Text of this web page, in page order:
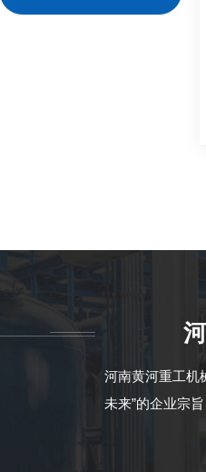
河南黄河重工机
未来”的企业宗